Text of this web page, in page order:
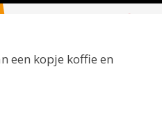
een kopje koffie en